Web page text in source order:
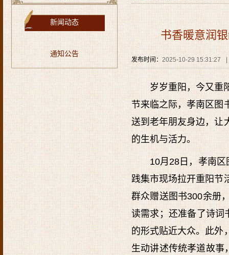
新闻动态
通知公告
书香暖意润
发布时间： 2025-10-29 15:31:27
岁岁重阳，今又重
节来临之际，孝南区图
送到老年朋友身边，让
的生机与活力。
10月28日，孝南区
践集市现场拉开重阳节
群众赠送图书300余册
读需求；还准备了诗词
的形式贴近大众。此外
生动讲述传统孝道故事